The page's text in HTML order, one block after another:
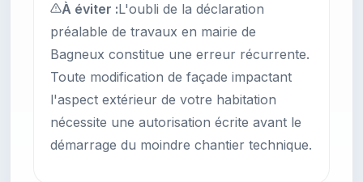
À éviter :L'oubli de la déclaration
préalable de travaux en mairie de
Bagneux constitue une erreur récurrente.
Toute modification de façade impactant
l'aspect extérieur de votre habitation
nécessite une autorisation écrite avant le
démarrage du moindre chantier technique.